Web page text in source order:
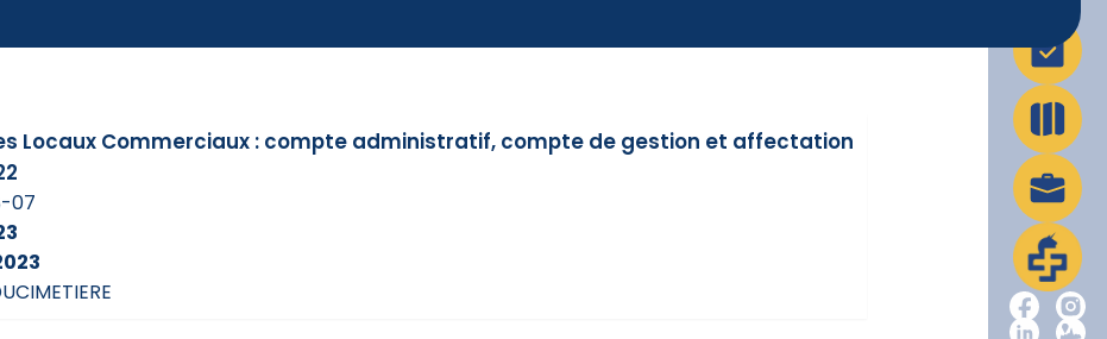
Locaux Commerciaux : compte administratif, compte de gestion et affectation
07